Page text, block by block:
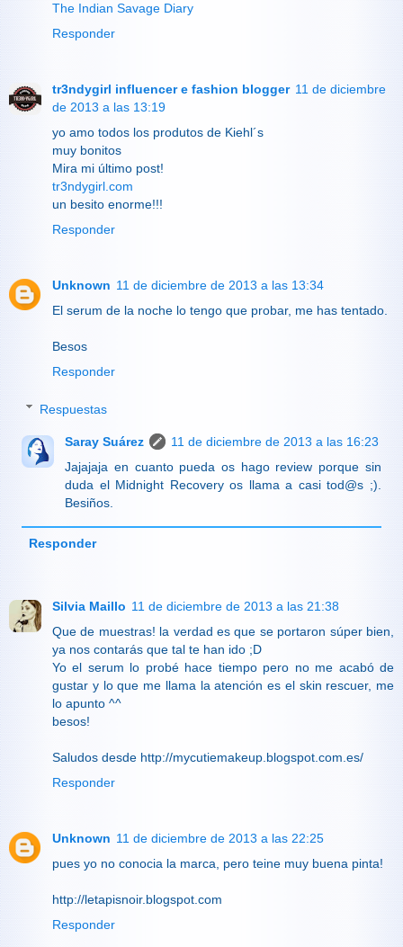
The Indian Savage Diary
Responder
tr3ndygirl influencer e fashion blogger 11 de diciembre
de 2013 a las 13:19
yo amo todos los produtos de Kiehl´s
muy bonitos
Mira mi último post!
tr3ndygirl.com
un besito enorme!!!
Responder
Unknown 11 de diciembre de 2013 a las 13:34
El serum de la noche lo tengo que probar, me has tentado.
Besos
Responder
Respuestas
Saray Suárez
11 de diciembre de 2013 a las 16:23
Jajajaja en cuanto pueda os hago review porque sin
duda el Midnight Recovery os llama a casi tod@s ;).
Besiños.
Responder
Silvia Maillo 11 de diciembre de 2013 a las 21:38
Que de muestras! la verdad es que se portaron súper bien,
ya nos contarás que tal te han ido ;D
Yo el serum lo probé hace tiempo pero no me acabó de
gustar y lo que me llama la atención es el skin rescuer, me
lo apunto ^^
besos!
Saludos desde http://mycutiemakeup.blogspot.com.es/
Responder
Unknown 11 de diciembre de 2013 a las 22:25
pues yo no conocia la marca, pero teine muy buena pinta!
http://letapisnoir.blogspot.com
Responder